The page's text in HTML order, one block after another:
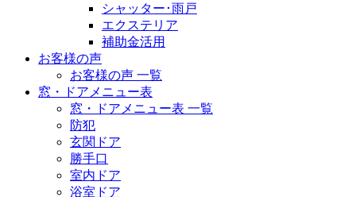
シャッター･雨戸
エクステリア
補助金活用
お客様の声
お客様の声 一覧
窓・ドアメニュー表
窓・ドアメニュー表 一覧
防犯
玄関ドア
勝手口
室内ドア
浴室ドア